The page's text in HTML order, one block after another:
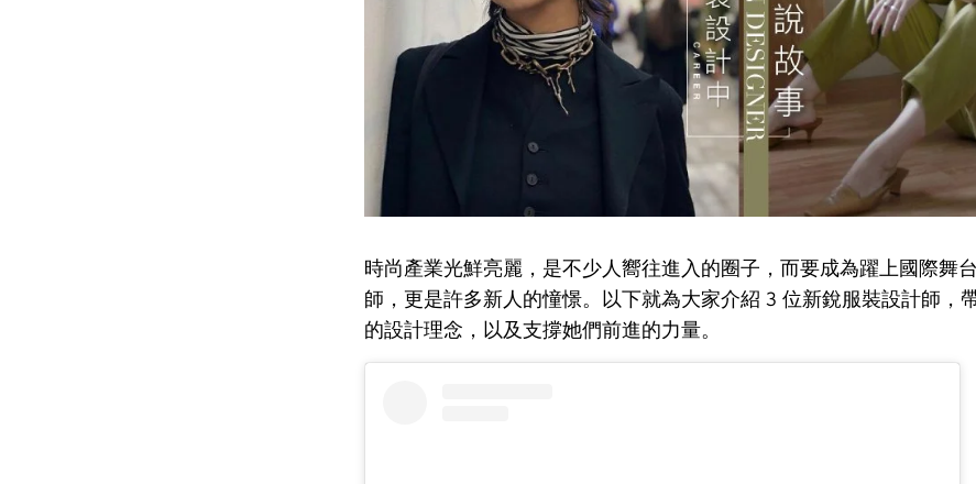
時尚產業光鮮亮麗，是不少人嚮往進入的圈子，而要成為躍上國際舞
師，更是許多新人的憧憬。以下就為大家介紹 3 位新銳服裝設計師，
的設計理念，以及支撐她們前進的力量。